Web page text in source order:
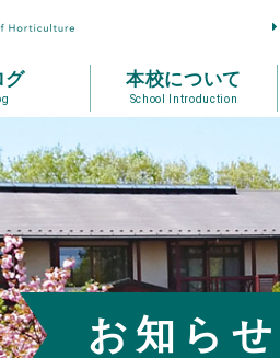
グ 本校について
School Introduction
お知らせ